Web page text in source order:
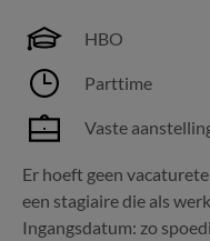
HBO
Parttime
Vaste
Er hoeft geen
een stagiaire die als
Ingangsdatum: zo